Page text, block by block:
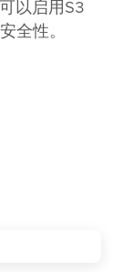
以启用S3
全性。